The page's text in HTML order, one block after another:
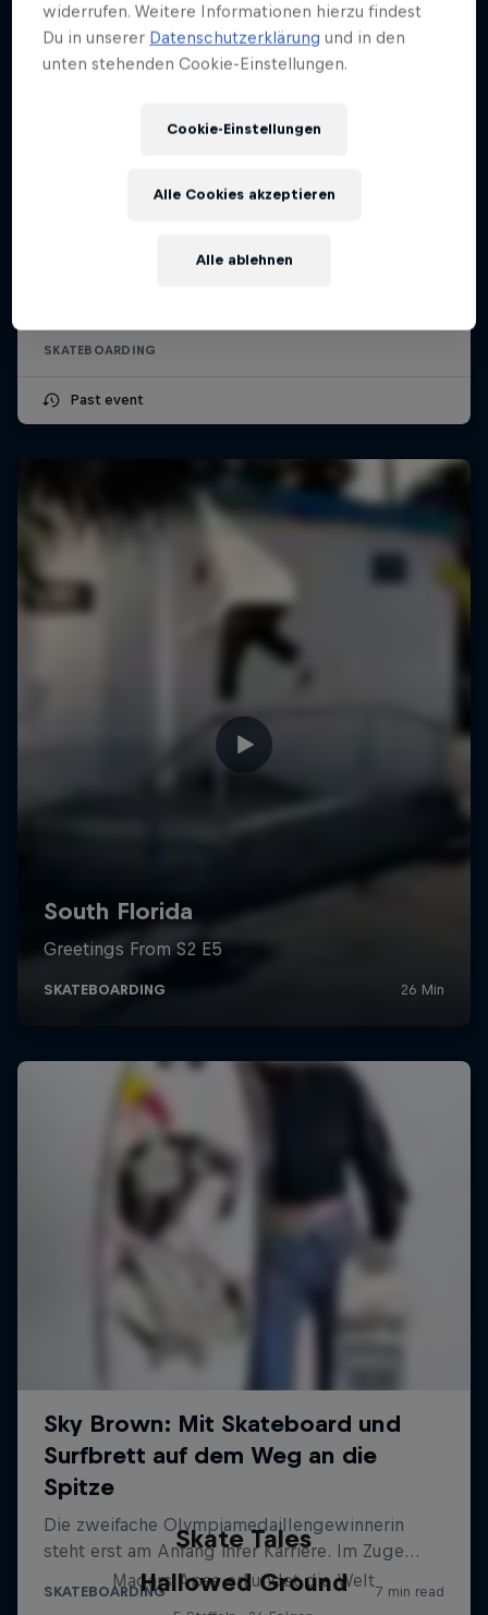
SKATEBOARDING
Past event
Skate Tales
Madars Apse erkundet die Welt
Hallowed Ground
widerrufen. Weitere Informationen hierzu findest
Du in unserer Datenschutzerklärung und in den
unten stehenden Cookie-Einstellungen.
Cookie-Einstellungen
Alle ablehnen
Alle Cookies akzeptieren